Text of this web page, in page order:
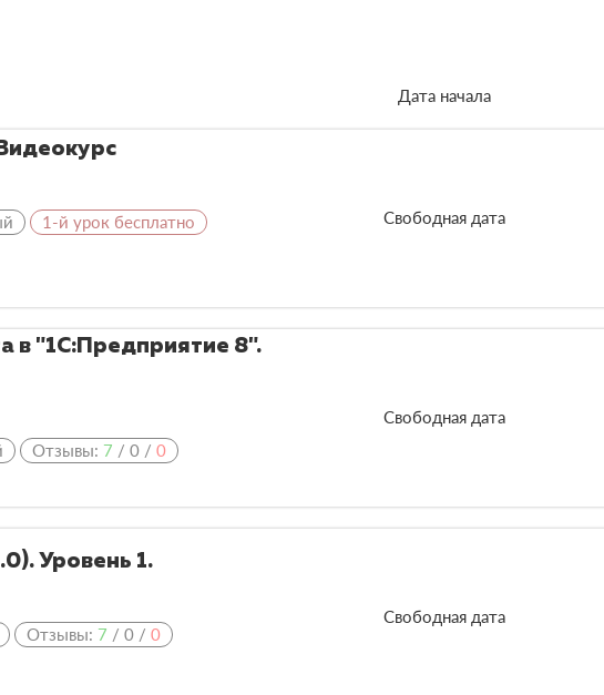
Дата начала
1-й урок бесплатно
Свободная дата
в "1С:Предприятие 8".
Отзывы: 7 / 0 / 0
Свободная дата
Уровень 1.
Отзывы: 7 / 0 / 0
Свободная дата